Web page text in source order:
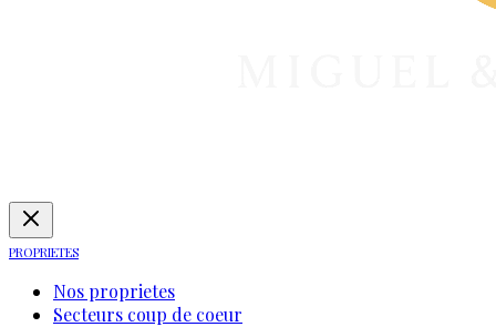
PROPRIETES
Nos proprietes
Secteurs coup de coeur